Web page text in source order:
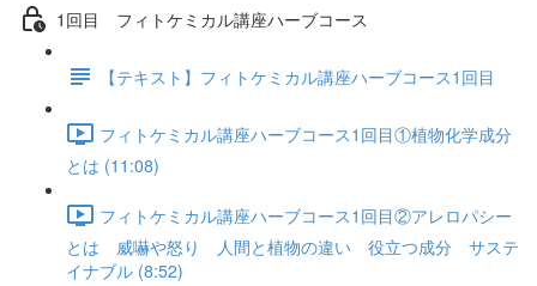
1回目 フィトケミカル講座ハーブコース
【テキスト】フィトケミカル講座ハーブコース1回目
フィトケミカル講座ハーブコース1回目①植物化学成分
とは (11:08)
フィトケミカル講座ハーブコース1回目②アレロパシー
とは 威嚇や怒り 人間と植物の違い 役立つ成分 サステ
イナブル (8:52)